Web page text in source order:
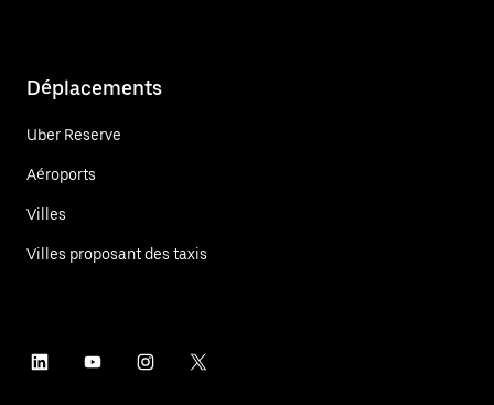
Déplacements
Uber Reserve
Aéroports
Villes
Villes proposant des taxis